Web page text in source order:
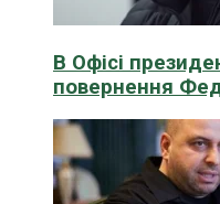
В Офісі
повернення